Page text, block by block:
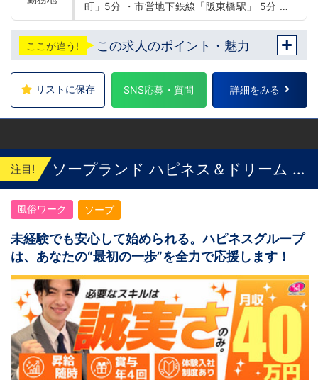
町」5分 ・市営地下鉄線「阪東橋駅」 5分 ・
JR線「関内駅」15分
ここが違う! この求人のポイント・魅力
リストに保存 SNS応募・質問 詳細をみる
注目!
ソープランド ハピネス＆ドリーム 米
子 皆生温泉
風俗ワーク ソープ
未経験でも安心して始められる。ハピネスグループ
は、あなたの“最初の一歩”を全力で応援します！